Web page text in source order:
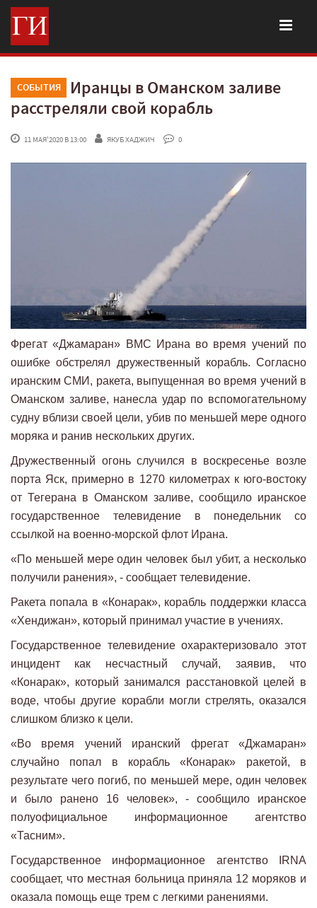
СОБЫТИЯ
Иранцы в Оманском заливе
расстреляли свой корабль
11 МАЯ'2020 В 13:00 ЯКУБ ХАДЖИЧ 0
Фрегат «Джамаран» ВМС Ирана во время учений по
ошибке обстрелял дружественный корабль. Согласно
иранским СМИ, ракета, выпущенная во время учений в
Оманском заливе, нанесла удар по вспомогательному
судну вблизи своей цели, убив по меньшей мере одного
моряка и ранив нескольких других.
Дружественный огонь случился в воскресенье возле
порта Яск, примерно в 1270 километрах к юго-востоку
от Тегерана в Оманском заливе, сообщило иранское
государственное телевидение в понедельник со
ссылкой на военно-морской флот Ирана.
«По меньшей мере один человек был убит, а несколько
получили ранения», - сообщает телевидение.
Ракета попала в «Конарак», корабль поддержки класса
«Хендижан», который принимал участие в учениях.
Государственное телевидение охарактеризовало этот
инцидент как несчастный случай, заявив, что
«Конарак», который занимался расстановкой целей в
воде, чтобы другие корабли могли стрелять, оказался
слишком близко к цели.
«Во время учений иранский фрегат «Джамаран»
случайно попал в корабль «Конарак» ракетой, в
результате чего погиб, по меньшей мере, один человек
и было ранено 16 человек», - сообщило иранское
полуофициальное информационное агентство
«Тасним».
Государственное информационное агентство IRNA
сообщает, что местная больница приняла 12 моряков и
оказала помощь еще трем с легкими ранениями.